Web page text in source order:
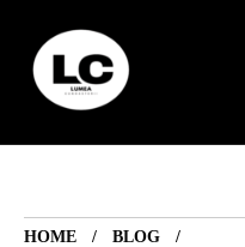
HOME
BLOG